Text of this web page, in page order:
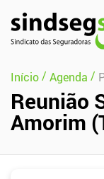
Pular Navegação (s)
Início/ Agenda /
Reunião
Amorim